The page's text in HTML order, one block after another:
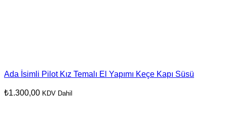
Ada İsimli Pilot Kız Temalı El Yapımı Keçe Kapı Süsü
₺1.300,00 KDV Dahil